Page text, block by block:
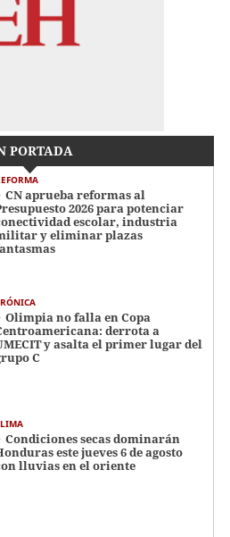
PORTADA
CN aprueba reformas al
2026 para potenciar
escolar, industria
y eliminar plazas
Olimpia no falla en Copa
derrota a
y asalta el primer lugar del
C
Condiciones secas dominarán
este jueves 6 de agosto
lluvias en el oriente